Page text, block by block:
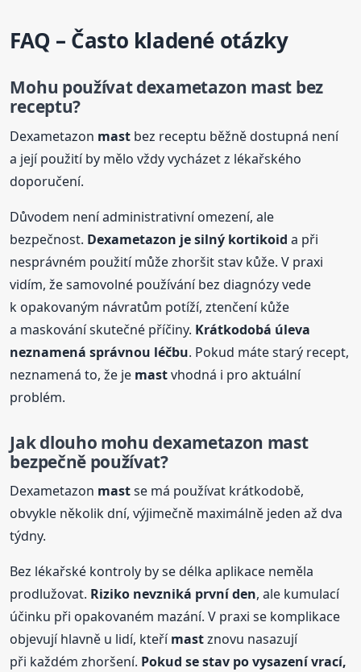
FAQ – Často kladené otázky
Mohu používat dexametazon mast bez
receptu?
Dexametazon mast bez receptu běžně dostupná není
a její použití by mělo vždy vycházet z lékařského
doporučení.
Důvodem není administrativní omezení, ale
bezpečnost. Dexametazon je silný kortikoid a při
nesprávném použití může zhoršit stav kůže. V praxi
vidím, že samovolné používání bez diagnózy vede
k opakovaným návratům potíží, ztenčení kůže
a maskování skutečné příčiny. Krátkodobá úleva
neznamená správnou léčbu. Pokud máte starý recept,
neznamená to, že je mastvhodná i pro aktuální
problém.
Jak dlouho mohu dexametazon mast
bezpečně používat?
Dexametazon mastse má používat krátkodobě,
obvykle několik dní, výjimečně maximálně jeden až dva
týdny.
Bez lékařské kontroly by se délka aplikace neměla
prodlužovat. Riziko nevzniká první den, ale kumulací
účinku při opakovaném mazání. V praxi se komplikace
objevují hlavně u lidí, kteřímastznovu nasazují
při každém zhoršení. Pokud se stav po vysazení vrací,